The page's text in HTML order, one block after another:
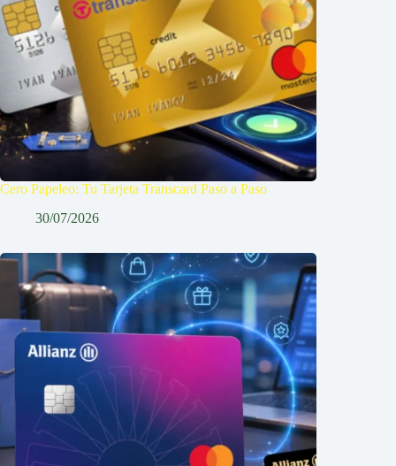
Cero Papeleo: Tu Tarjeta Transcard Paso a Paso
30/07/2026